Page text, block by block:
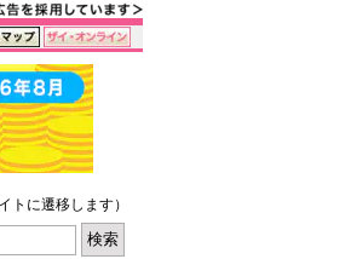
トに遷移します）